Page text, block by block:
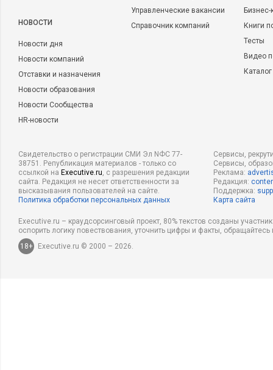
НОВОСТИ
Новости дня
Новости компаний
Отставки и назначения
Новости образования
Новости Сообщества
HR-новости
Управленческие вакансии
Справочник компаний
Книги
Тесты
Видео
Свидетельство о регистрации СМИ Эл NФС 77-
38751. Републикация материалов - только со
ссылкой на Executive.ru, с разрешения редакции
сайта. Редакция не несет ответственности за
высказывания пользователей на сайте.
Политика обработки персональных данных
Сервисы,
Сервисы,
Реклама:
Редакция:
Поддержка:
Карта сайта
Executive.ru – краудсорсинговый проект, 80% текстов созданы
оспорить логику повествования, уточнить цифры и факты,
18+
Executive.ru © 2000 – 2026.